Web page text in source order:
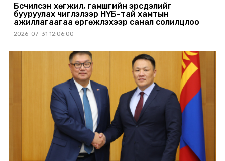
Бүсчилсэн хөгжил, гамшгийн эрсдэлийг
бууруулах чиглэлээр НҮБ-тай хамтын
ажиллагаагаа өргөжүүлэхээр санал солилцлоо
2026-07-31 12:06:00